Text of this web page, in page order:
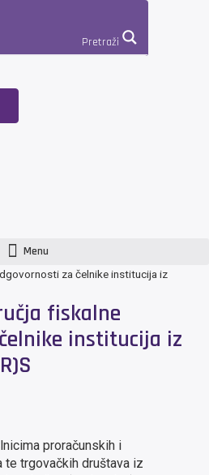
Pretraži
Menu
za čelnike institucija iz
fiskalne
institucija iz
proračunskih i
te trgovačkih društava iz